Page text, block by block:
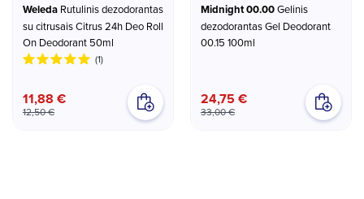
Weleda
su citrusais Citrus 24h Deo Roll
On Deodorant 50ml
(1)
11,88 €
12,50 €
Midnight 00.00
dezodorantas Gel Deodorant
00.15 100ml
24,75 €
33,00 €